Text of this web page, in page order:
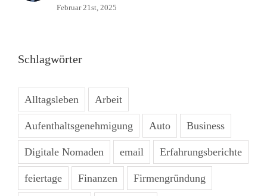
Februar 21st, 2025
Schlagwörter
Alltagsleben Arbeit
Aufenthaltsgenehmigung Auto Business
Digitale Nomaden email Erfahrungsberichte
feiertage Finanzen Firmengründung